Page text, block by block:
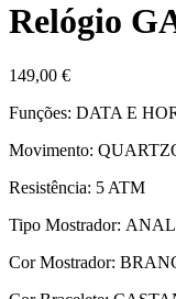
Relógio
149,00 €
Funções: DATA E
Movimento:
Resistência: 5 ATM
Tipo Mostrador:
Cor Mostrador: